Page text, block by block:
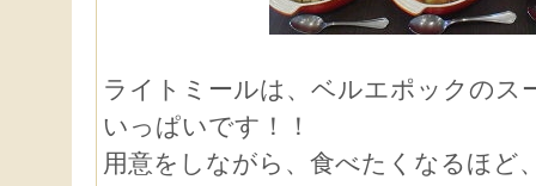
ライトミールは、ベルエポックのス
いっぱいです！！
用意をしながら、食べたくなるほど